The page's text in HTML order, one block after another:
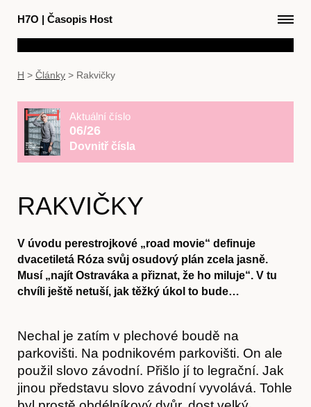
H7O | Časopis Host
H > Články > Rakvičky
Aktuální číslo
06/26
Dovnitř čísla
RAKVIČKY
V úvodu perestrojkové „road movie“ definuje
dvacetiletá Róza svůj osudový plán zcela jasně.
Musí „najít Ostraváka a přiznat, že ho miluje“. V tu
chvíli ještě netuší, jak těžký úkol to bude…
Nechal je zatím v plechové boudě na
parkovišti. Na podnikovém parkovišti. On ale
použil slovo závodní. Přišlo jí to legrační. Jak
jinou představu slovo závodní vyvolává. Tohle